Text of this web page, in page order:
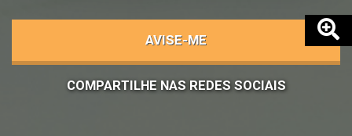
AVISE-ME
COMPARTILHE NAS REDES SOCIAIS